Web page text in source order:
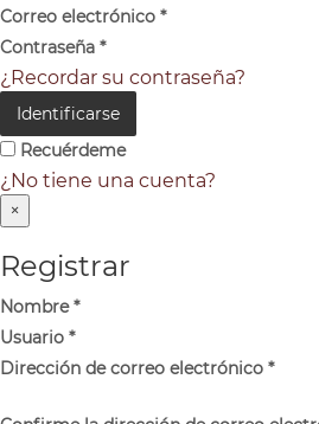
Correo electrónico *
Contraseña *
¿Recordar su contraseña?
Identificarse
Recuérdeme
¿No tiene una cuenta?
×
Registrar
Nombre*
Usuario *
Dirección de correo electrónico *